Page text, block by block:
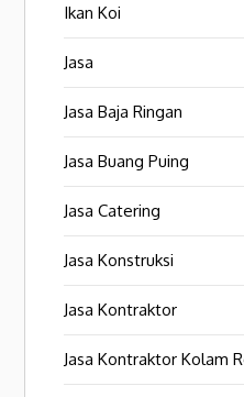
Ikan Koi
Jasa
Jasa Baja Ringan
Jasa Buang Puing
Jasa Catering
Jasa Konstruksi
Jasa Kontraktor
Jasa Kontraktor Kolam